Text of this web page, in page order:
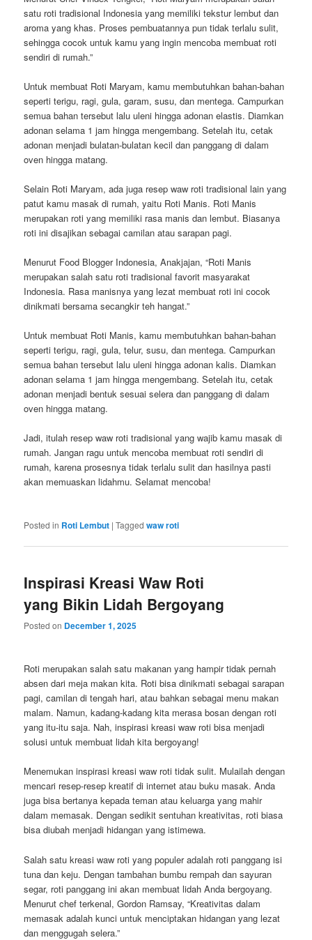
satu roti tradisional Indonesia yang memiliki tekstur lembut dan
aroma yang khas. Proses pembuatannya pun tidak terlalu sulit,
sehingga cocok untuk kamu yang ingin mencoba membuat roti
sendiri di rumah.”
Untuk membuat Roti Maryam, kamu membutuhkan bahan-bahan
seperti terigu, ragi, gula, garam, susu, dan mentega. Campurkan
semua bahan tersebut lalu uleni hingga adonan elastis. Diamkan
adonan selama 1 jam hingga mengembang. Setelah itu, cetak
adonan menjadi bulatan-bulatan kecil dan panggang di dalam
oven hingga matang.
Selain Roti Maryam, ada juga resep waw roti tradisional lain yang
patut kamu masak di rumah, yaitu Roti Manis. Roti Manis
merupakan roti yang memiliki rasa manis dan lembut. Biasanya
roti ini disajikan sebagai camilan atau sarapan pagi.
Menurut Food Blogger Indonesia, Anakjajan, “Roti Manis
merupakan salah satu roti tradisional favorit masyarakat
Indonesia. Rasa manisnya yang lezat membuat roti ini cocok
dinikmati bersama secangkir teh hangat.”
Untuk membuat Roti Manis, kamu membutuhkan bahan-bahan
seperti terigu, ragi, gula, telur, susu, dan mentega. Campurkan
semua bahan tersebut lalu uleni hingga adonan kalis. Diamkan
adonan selama 1 jam hingga mengembang. Setelah itu, cetak
adonan menjadi bentuk sesuai selera dan panggang di dalam
oven hingga matang.
Jadi, itulah resep waw roti tradisional yang wajib kamu masak di
rumah. Jangan ragu untuk mencoba membuat roti sendiri di
rumah, karena prosesnya tidak terlalu sulit dan hasilnya pasti
akan memuaskan lidahmu. Selamat mencoba!
Posted in Roti Lembut |Tagged waw roti
Inspirasi Kreasi Waw Roti
yang Bikin Lidah Bergoyang
Posted on December 1, 2025
Roti merupakan salah satu makanan yang hampir tidak pernah
absen dari meja makan kita. Roti bisa dinikmati sebagai sarapan
pagi, camilan di tengah hari, atau bahkan sebagai menu makan
malam. Namun, kadang-kadang kita merasa bosan dengan roti
yang itu-itu saja. Nah, inspirasi kreasi waw roti bisa menjadi
solusi untuk membuat lidah kita bergoyang!
Menemukan inspirasi kreasi waw roti tidak sulit. Mulailah dengan
mencari resep-resep kreatif di internet atau buku masak. Anda
juga bisa bertanya kepada teman atau keluarga yang mahir
dalam memasak. Dengan sedikit sentuhan kreativitas, roti biasa
bisa diubah menjadi hidangan yang istimewa.
Salah satu kreasi waw roti yang populer adalah roti panggang isi
tuna dan keju. Dengan tambahan bumbu rempah dan sayuran
segar, roti panggang ini akan membuat lidah Anda bergoyang.
Menurut chef terkenal, Gordon Ramsay, “Kreativitas dalam
memasak adalah kunci untuk menciptakan hidangan yang lezat
dan menggugah selera.”